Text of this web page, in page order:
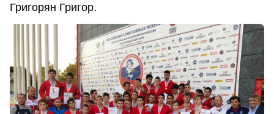
Григорян Григор.